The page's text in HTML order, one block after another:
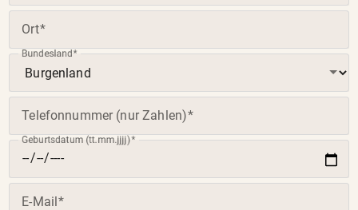
(Pflichtfeld)
Ort
(Pflichtfeld)
Bundesland
(Pflichtfeld)
Telefonnummer (nur Zahlen)
(Pflichtfeld)
Geburtsdatum (tt.mm.jjjj)
(Pflichtfeld)
E-Mail